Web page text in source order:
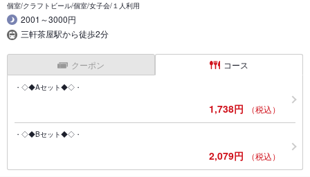
個室/クラフトビール/個室/女子会/１人利用
2001～3000円
三軒茶屋駅から徒歩2分
クーポン コース
・◇◆Aセット◆◇・
1,738円 （税込）
・◇◆Bセット◆◇・
2,079円 （税込）